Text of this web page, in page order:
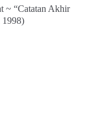
~ “Catatan Akhir
1998)